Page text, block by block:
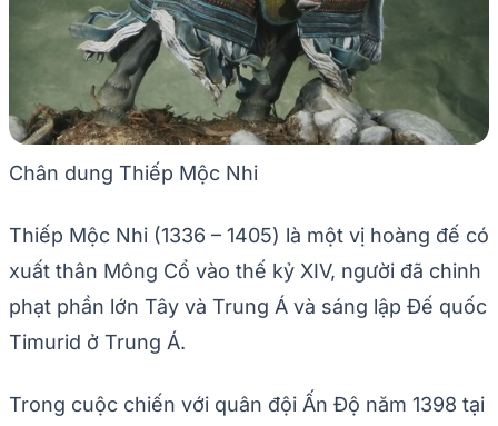
Chân dung Thiếp Mộc Nhi
Thiếp Mộc Nhi (1336 – 1405) là một vị hoàng đế có
xuất thân Mông Cổ vào thế kỷ XIV, người đã chinh
phạt phần lớn Tây và Trung Á và sáng lập Đế quốc
Timurid ở Trung Á.
Trong cuộc chiến với quân đội Ấn Độ năm 1398 tại